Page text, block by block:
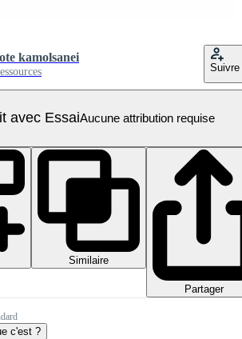
kamolsanei
Suivre
avec EssaiAucune attribution requise
Similaire
Partager
c'est ?